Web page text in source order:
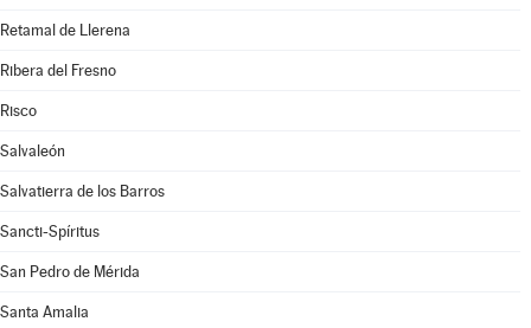
Retamal de Llerena
Ribera del Fresno
Risco
Salvaleón
Salvatierra de los Barros
Sancti-Spíritus
San Pedro de Mérida
Santa Amalia